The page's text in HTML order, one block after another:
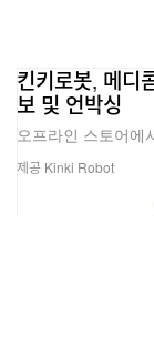
킨키로봇, 메디
보 및 언박싱
오프라인 스토어에
제공 Kinki Robot